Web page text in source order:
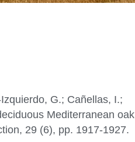
G.; Cañellas, I.;
Mediterranean oak
29 (6), pp. 1917-1927.